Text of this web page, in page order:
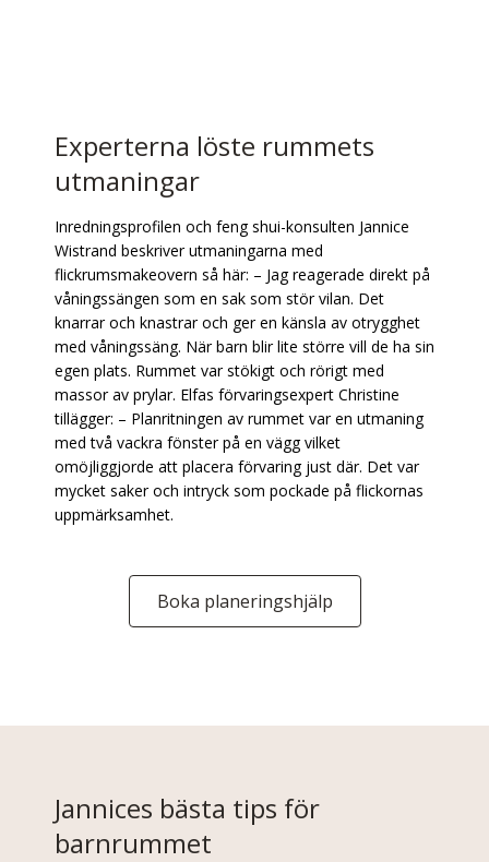
Experterna löste rummets
utmaningar
Inredningsprofilen och feng shui-konsulten Jannice
Wistrand beskriver utmaningarna med
flickrumsmakeovern så här: – Jag reagerade direkt på
våningssängen som en sak som stör vilan. Det
knarrar och knastrar och ger en känsla av otrygghet
med våningssäng. När barn blir lite större vill de ha sin
egen plats. Rummet var stökigt och rörigt med
massor av prylar. Elfas förvaringsexpert Christine
tillägger: – Planritningen av rummet var en utmaning
med två vackra fönster på en vägg vilket
omöjliggjorde att placera förvaring just där. Det var
mycket saker och intryck som pockade på flickornas
uppmärksamhet.
Boka planeringshjälp
Jannices bästa tips för
barnrummet